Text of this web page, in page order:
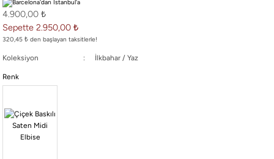
4.900,00 ₺
Sepette 2.950,00 ₺
320,45 ₺ den başlayan taksitlerle!
Koleksiyon İlkbahar / Yaz
Renk
ELBİSE
BLUZ & GÖMLEK
CEKET & YELEK
ETEK
PANTOLON
TAYT & ŞORT
TiŞÖRT
SPOR KOLEKSİYON